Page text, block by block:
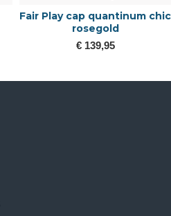
Fair Play cap quantinum chic
rosegold
€ 139,95